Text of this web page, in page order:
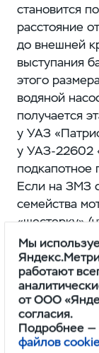
становится
расстояние
до внешней
выступания
этого
водяной
получается
у УАЗ
у УАЗ‑22602
подкапотное
Если на ЗМЗ
семейства
«шестерку»
длинный
Еще одна
передняя
двигателя и
немаленькие
крыльях и не
современных
Мы
работают
от ООО
согласия.
Подробнее —
файлов